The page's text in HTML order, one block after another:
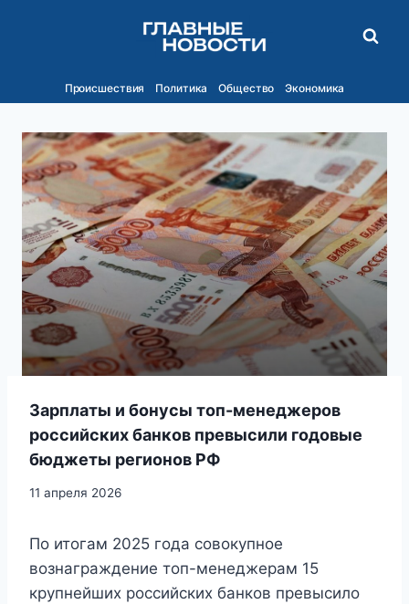
Происшествия Политика Общество Экономика
Зарплаты и бонусы топ-менеджеров
российских банков превысили годовые
бюджеты регионов РФ
11 апреля 2026
По итогам 2025 года совокупное
вознаграждение топ-менеджерам 15
крупнейших российских банков превысило